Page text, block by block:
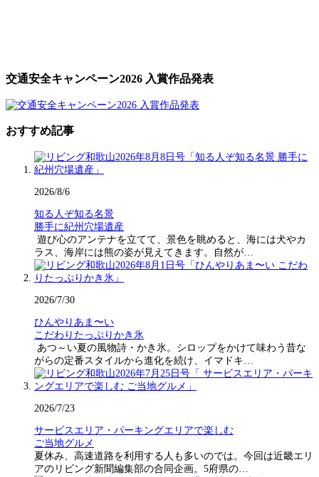
交通安全キャンペーン2026 入賞作品発表
おすすめ記事
2026/8/6
知る人ぞ知る名景
勝手に紀州穴場遺産
遊び心のアンテナを立てて、景色を眺めると、海には犬やカ
ラス、海岸には熊の姿が見えてきます。自然が…
2026/7/30
ひんやりあま〜い
こだわりたっぷりかき氷
あつ～い夏の風物詩・かき氷。シロップをかけて味わう昔な
がらの定番スタイルから進化を続け、イマドキ…
2026/7/23
サービスエリア・パーキングエリアで楽しむ
ご当地グルメ
夏休み、高速道路を利用する人も多いのでは。今回は近畿エリ
アのリビング新聞編集部の合同企画。5府県の…